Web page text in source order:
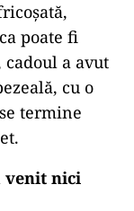
poate fi
a avut
cu o
termine
venit nici